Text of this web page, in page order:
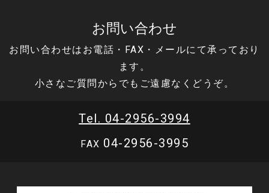
お問い合わせ
お問い合わせはお電話・FAX・メールにて承っており
ます。
小さなご質問からでもご遠慮なくどうぞ。
Tel. 04-2956-3994
FAX 04-2956-3995